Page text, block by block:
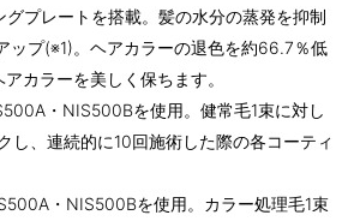
プレートを搭載。髪の水分の蒸発を抑制
ップ(※1)。ヘアカラーの退色を約66.7％低
カラーを美しく保ちます。
・NIS500Bを使用。健常毛1束に対し
、連続的に10回施術した際の各コーティ
・NIS500Bを使用。カラー処理毛1束